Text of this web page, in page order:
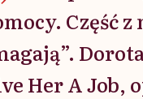
Część
Her A Job,